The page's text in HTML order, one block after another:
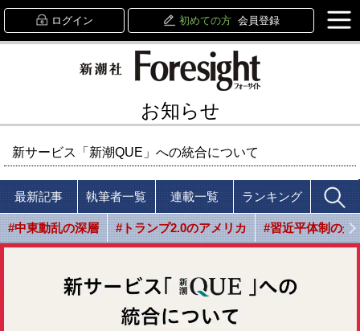
ログイン 初めての方 会員登録
お知らせ
新サービス「新潮QUE」への統合について
最新記事 執筆者一覧 連載一覧 ランキング
#中東動乱の深層 #トランプ2.0のアメリカ #習近平体制の光